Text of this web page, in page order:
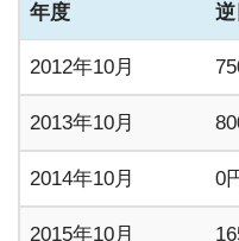
年度
2012年10月
2013年10月
2014年10月 0
2015年10月